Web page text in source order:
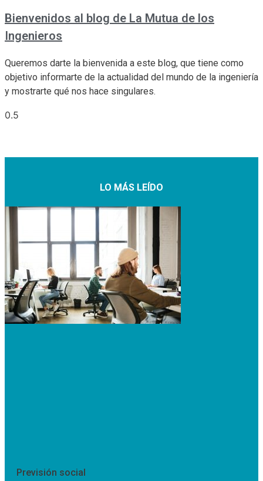
Bienvenidos al blog de La Mutua de los
Ingenieros
Queremos darte la bienvenida a este blog, que tiene como
objetivo informarte de la actualidad del mundo de la ingeniería
y mostrarte qué nos hace singulares.
LO MÁS LEÍDO
Previsión social